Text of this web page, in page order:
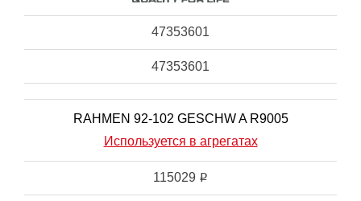
47353601
47353601
RAHMEN 92-102 GESCHW A R9005
Используется в агрегатах
115029 i